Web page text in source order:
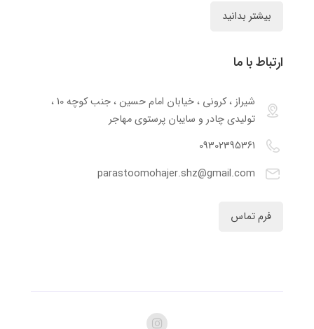
بیشتر بدانید
ارتباط با ما
شیراز ، کرونی ، خیابان امام حسین ، جنب کوچه 10 ،
تولیدی چادر و سایبان پرستوی مهاجر
09302395361
parastoomohajer.shz@gmail.com
فرم تماس